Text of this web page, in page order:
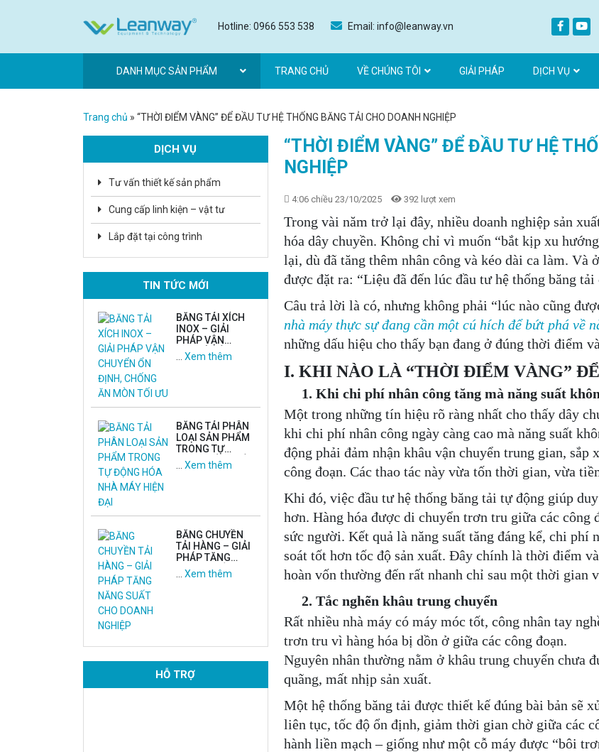
Hotline: 0966 553 538 Email: info@leanway.vn
DANH MỤC SẢN PHẨM TRANG CHỦ VỀ CHÚNG TÔI GIẢI PHÁP DỊCH VỤ
Trang chủ » “THỜI ĐIỂM VÀNG” ĐỂ ĐẦU TƯ HỆ THỐNG BĂNG TẢI CHO DOANH NGHIỆP
“THỜI ĐIỂM VÀNG” ĐỂ ĐẦU TƯ HỆ
NGHIỆP
4:06 chiều 23/10/2025 392 lượt xem
Trong vài năm trở lại đây, nhiều doanh nghiệp sản
hóa dây chuyền. Không chỉ vì muốn “bắt kịp xu
lại, dù đã tăng thêm nhân công và kéo dài ca làm.Và
được đặt ra: “Liệu đã đến lúc đầu tư hệ thống băng tải
Câu trả lời là có, nhưng không phải “lúc nào cũng
nhà máy thực sự đang cần một cú hích để bứt phá về
những dấu hiệu cho thấy bạn đang ở đúng thời điểm
I. KHI NÀO LÀ “THỜI ĐIỂM VÀNG”
1. Khi chi phí nhân công tăng mà năng suất
Một trong những tín hiệu rõ ràng nhất cho thấy dây
khi chi phí nhân công ngày càng cao mà năng suất
động phải đảm nhận khâu vận chuyển trung gian, sắp
công đoạn. Các thao tác này vừa tốn thời gian, vừa
Khi đó, việc đầu tư hệ thống băng tải tự động giúp
hơn. Hàng hóa được di chuyển trơn tru giữa các công
sức người. Kết quả là năng suất tăng đáng kể, chi phí
soát tốt hơn tốc độ sản xuất. Đây chính là thời điểm
hoàn vốn thường đến rất nhanh chỉ sau một thời gian
2. Tắc nghẽn khâu trung chuyển
Rất nhiều nhà máy có máy móc tốt, công nhân tay
trơn tru vì hàng hóa bị dồn ở giữa các công đoạn.
Nguyên nhân thường nằm ở khâu trung chuyển chưa
quãng, mất nhịp sản xuất.
Một hệ thống băng tải được thiết kế đúng bài bản sẽ
liên tục, tốc độ ổn định, giảm thời gian chờ giữa các
hành liền mạch – giống như một cỗ máy được “bôi
DỊCH VỤ
Tư vấn thiết kế sản phẩm
Cung cấp linh kiện – vật tư
Lắp đặt tại công trình
TIN TỨC MỚI
BĂNG TẢI XÍCH
INOX – GIẢI
PHÁP VẬN
CHUYỂN ỔN
ĐỊNH, CHỐNG
Xem thêm
BĂNG TẢI PHÂN
LOẠI SẢN PHẨM
TRONG TỰ
ĐỘNG HÓA NHÀ
MÁY HIỆN ĐẠI
Xem thêm
BĂNG CHUYỀN
TẢI HÀNG – GIẢI
PHÁP TĂNG
NĂNG SUẤT
CHO DOANH
Xem thêm
HỖ TRỢ